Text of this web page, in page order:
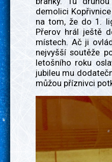
demolici
na tom, že do 1.
Přerov hrál ještě
místech. Ač ji
nejvyšší soutěže
letošního roku
jubileu mu
můžou příznivci